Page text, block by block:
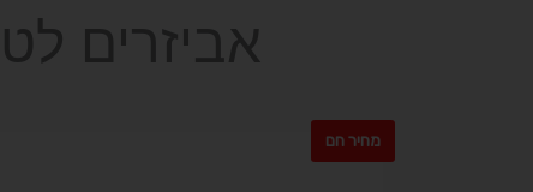
אביזרים
מחיר חם